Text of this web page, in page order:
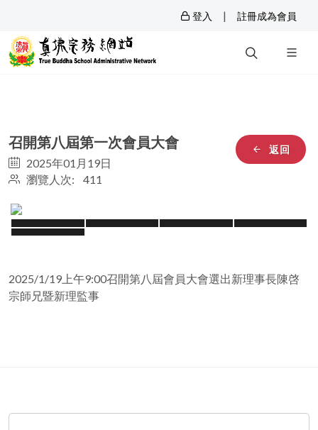
登入 | 註冊成為會員
返回
召開第八屆第一次會員大會
2025年01月19日
瀏覽人次: 411
2025/1/19上午9:00召開第八屆會員大會選出新理事長陳啓
宗師兄暨新理監事